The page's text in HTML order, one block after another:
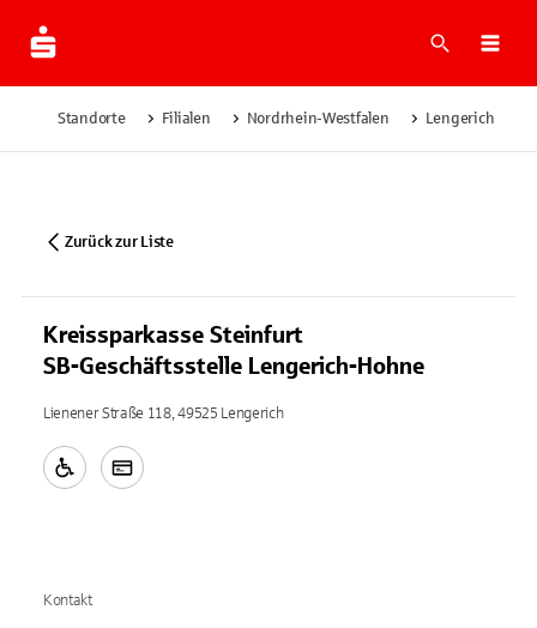
Suche
Standorte Filialen Nordrhein-Westfalen Lengerich
Zurück zur Liste
Kreissparkasse Steinfurt
SB-Geschäftsstelle Lengerich-Hohne
Lienener Straße 118, 49525 Lengerich
Kontakt